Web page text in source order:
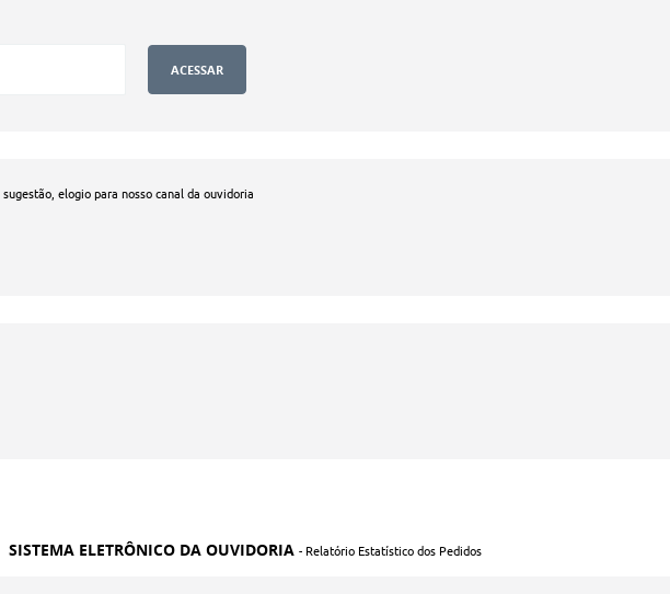
elogio para nosso canal da ouvidoria
SISTEMA ELETRÔNICO DA OUVIDORIA - Relatório Estatístico dos Pedidos